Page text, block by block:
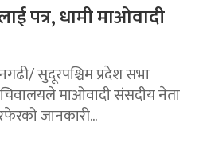
पत्र, धामी माओवादी
सुदूरपश्चिम प्रदेश सभा
माओवादी संसदीय नेता
जानकारी...